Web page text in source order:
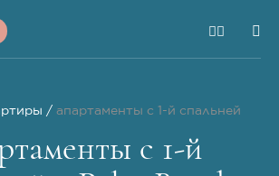
апартаменты с 1-й спальней
с 1-й